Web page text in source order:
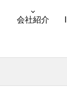
会社紹介